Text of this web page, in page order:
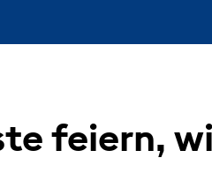
feiern,